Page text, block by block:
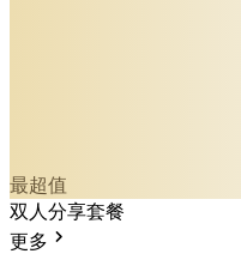
最超值
双人分享套餐
更多